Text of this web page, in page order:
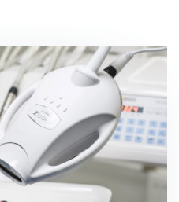
Д.7/8, СТР.1, ПОМ.5
21:00